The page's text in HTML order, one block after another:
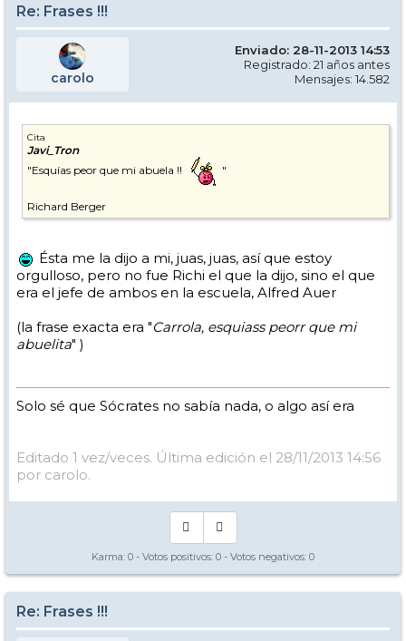
Re: Frases !!!
carolo
Enviado: 28-11-2013 14:53
Registrado: 21 años antes
Mensajes: 14.582
Cita
Javi_Tron
"Esquías peor que mi abuela !!
"
Richard Berger
Ésta me la dijo a mi, juas, juas, así que estoy
orgulloso, pero no fue Richi el que la dijo, sino el que
era el jefe de ambos en la escuela, Alfred Auer
(la frase exacta era "Carrola, esquiass peorr que mi
abuelita" )
Solo sé que Sócrates no sabía nada, o algo así era
Editado 1 vez/veces. Última edición el 28/11/2013 14:56
por carolo.
Karma: 0 - Votos positivos: 0 - Votos negativos: 0
Re: Frases !!!